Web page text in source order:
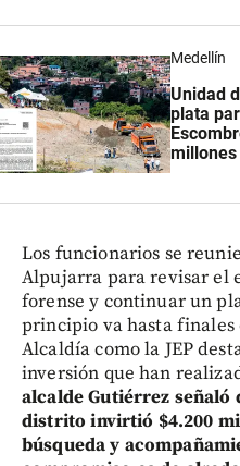
Medellín
Unidad
plata
millones
Los funcionarios se
Alpujarra para revisar el
forense y continuar un
principio va hasta finales
Alcaldía como la JEP
inversión que han
alcalde Gutiérrez señaló
distrito invirtió $4.200
búsqueda y